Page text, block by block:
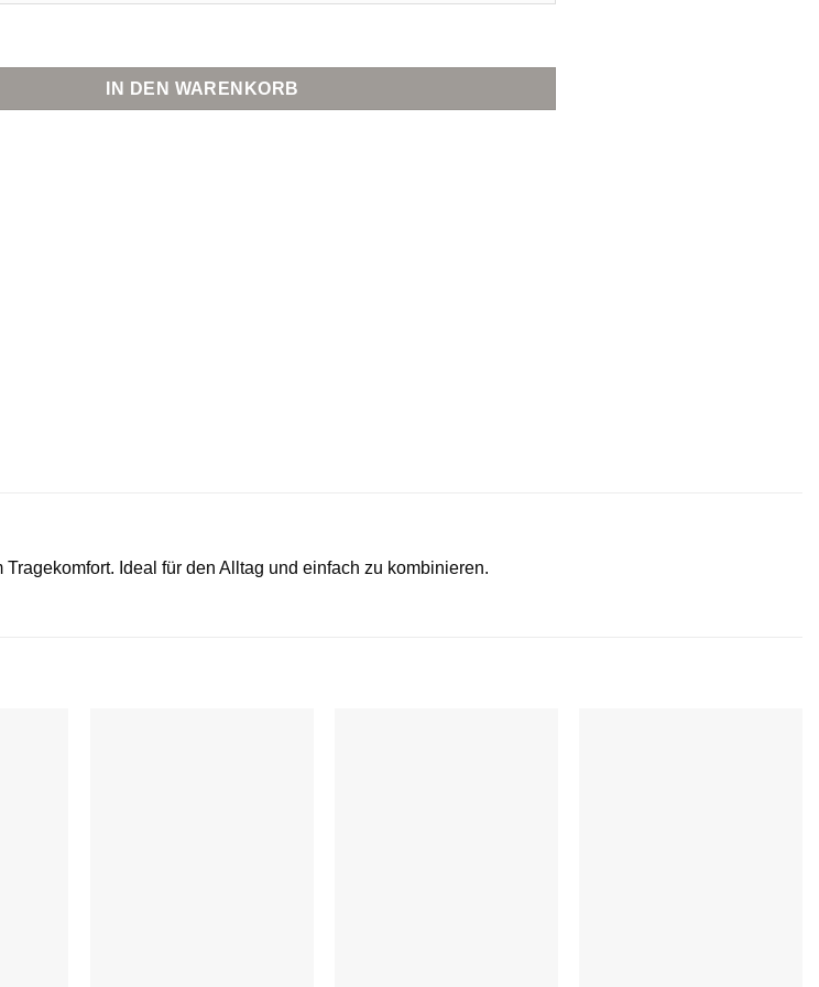
Slim Stripe Shirt Menge
IN DEN WARENKORB
Ideal für den Alltag und einfach zu kombinieren.